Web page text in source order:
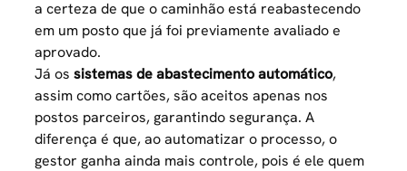
a certeza de que o caminhão está reabastecendo
em um posto que já foi previamente avaliado e
aprovado.
Já ossistemas de abastecimento automático,
assim como cartões, são aceitos apenas nos
postos parceiros, garantindo segurança. A
diferença é que, ao automatizar o processo, o
gestor ganha ainda mais controle, pois é ele quem